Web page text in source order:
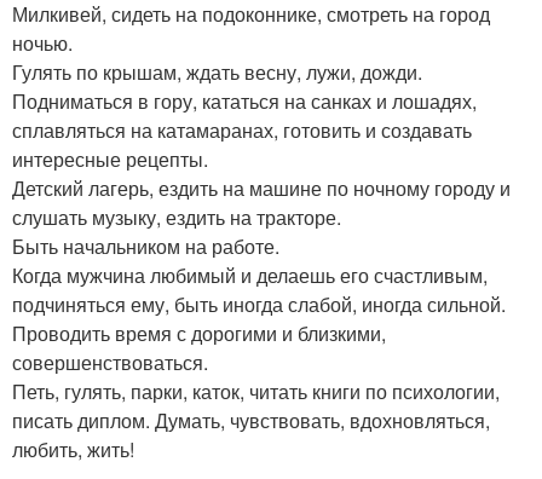
Милкивей, сидеть на подоконнике, смотреть на город
ночью.
Гулять по крышам, ждать весну, лужи, дожди.
Подниматься в гору, кататься на санках и лошадях,
сплавляться на катамаранах, готовить и создавать
интересные рецепты.
Детский лагерь, ездить на машине по ночному городу и
слушать музыку, ездить на тракторе.
Быть начальником на работе.
Когда мужчина любимый и делаешь его счастливым,
подчиняться ему, быть иногда слабой, иногда сильной.
Проводить время с дорогими и близкими,
совершенствоваться.
Петь, гулять, парки, каток, читать книги по психологии,
писать диплом. Думать, чувствовать, вдохновляться,
любить, жить!